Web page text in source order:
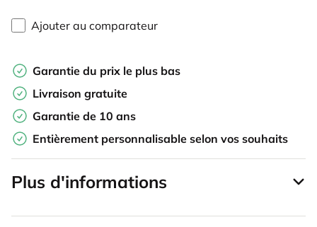
Ajouter au comparateur
Garantie du prix le plus bas
Livraison gratuite
Garantie de 10 ans
Entièrement personnalisable selon vos souhaits
Plus d'informations